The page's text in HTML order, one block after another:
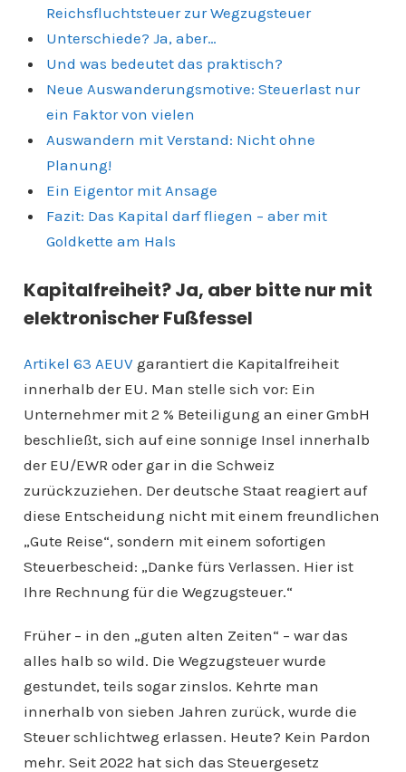
Reichsfluchtsteuer zur Wegzugsteuer
Unterschiede? Ja, aber…
Und was bedeutet das praktisch?
Neue Auswanderungsmotive: Steuerlast nur
ein Faktor von vielen
Auswandern mit Verstand: Nicht ohne
Planung!
Ein Eigentor mit Ansage
Fazit: Das Kapital darf fliegen – aber mit
Goldkette am Hals
Kapitalfreiheit? Ja, aber bitte nur mit
elektronischer Fußfessel
Artikel 63 AEUV garantiert die Kapitalfreiheit
innerhalb der EU. Man stelle sich vor: Ein
Unternehmer mit 2 % Beteiligung an einer GmbH
beschließt, sich auf eine sonnige Insel innerhalb
der EU/EWR oder gar in die Schweiz
zurückzuziehen. Der deutsche Staat reagiert auf
diese Entscheidung nicht mit einem freundlichen
„Gute Reise“, sondern mit einem sofortigen
Steuerbescheid: „Danke fürs Verlassen. Hier ist
Ihre Rechnung für die Wegzugsteuer.“
Früher – in den „guten alten Zeiten“ – war das
alles halb so wild. Die Wegzugsteuer wurde
gestundet, teils sogar zinslos. Kehrte man
innerhalb von sieben Jahren zurück, wurde die
Steuer schlichtweg erlassen. Heute? Kein Pardon
mehr. Seit 2022 hat sich das Steuergesetz